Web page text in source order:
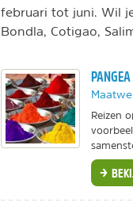
februari tot juni. Wil
Bondla, Cotigao,
Reizen